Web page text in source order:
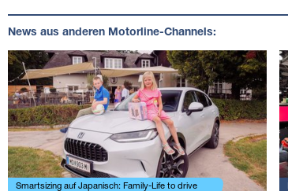
News aus anderen Motorline-Channels:
Smartsizing auf Japanisch: Family-Life to drive